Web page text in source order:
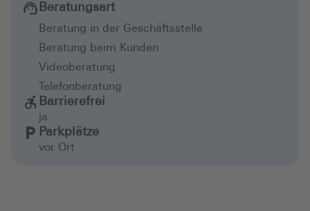
Beratungsart
Beratung in der Geschäftsstelle
Beratung beim Kunden
Videoberatung
Telefonberatung
Barrierefrei
ja
Parkplätze
vor Ort